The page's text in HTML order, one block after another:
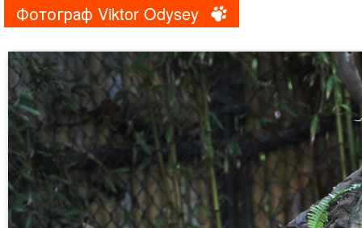
Фотограф Viktor Odysey